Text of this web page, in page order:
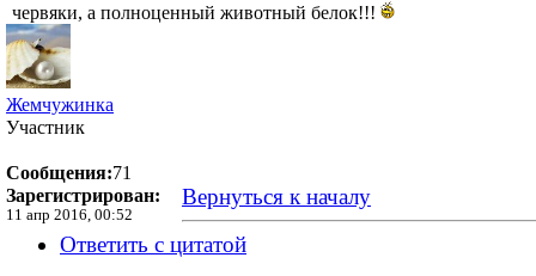
червяки, а полноценный животный белок!!!
Жемчужинка
Участник
Сообщения:71
Зарегистрирован:
11 апр 2016, 00:52
Вернуться к началу
Ответить с цитатой